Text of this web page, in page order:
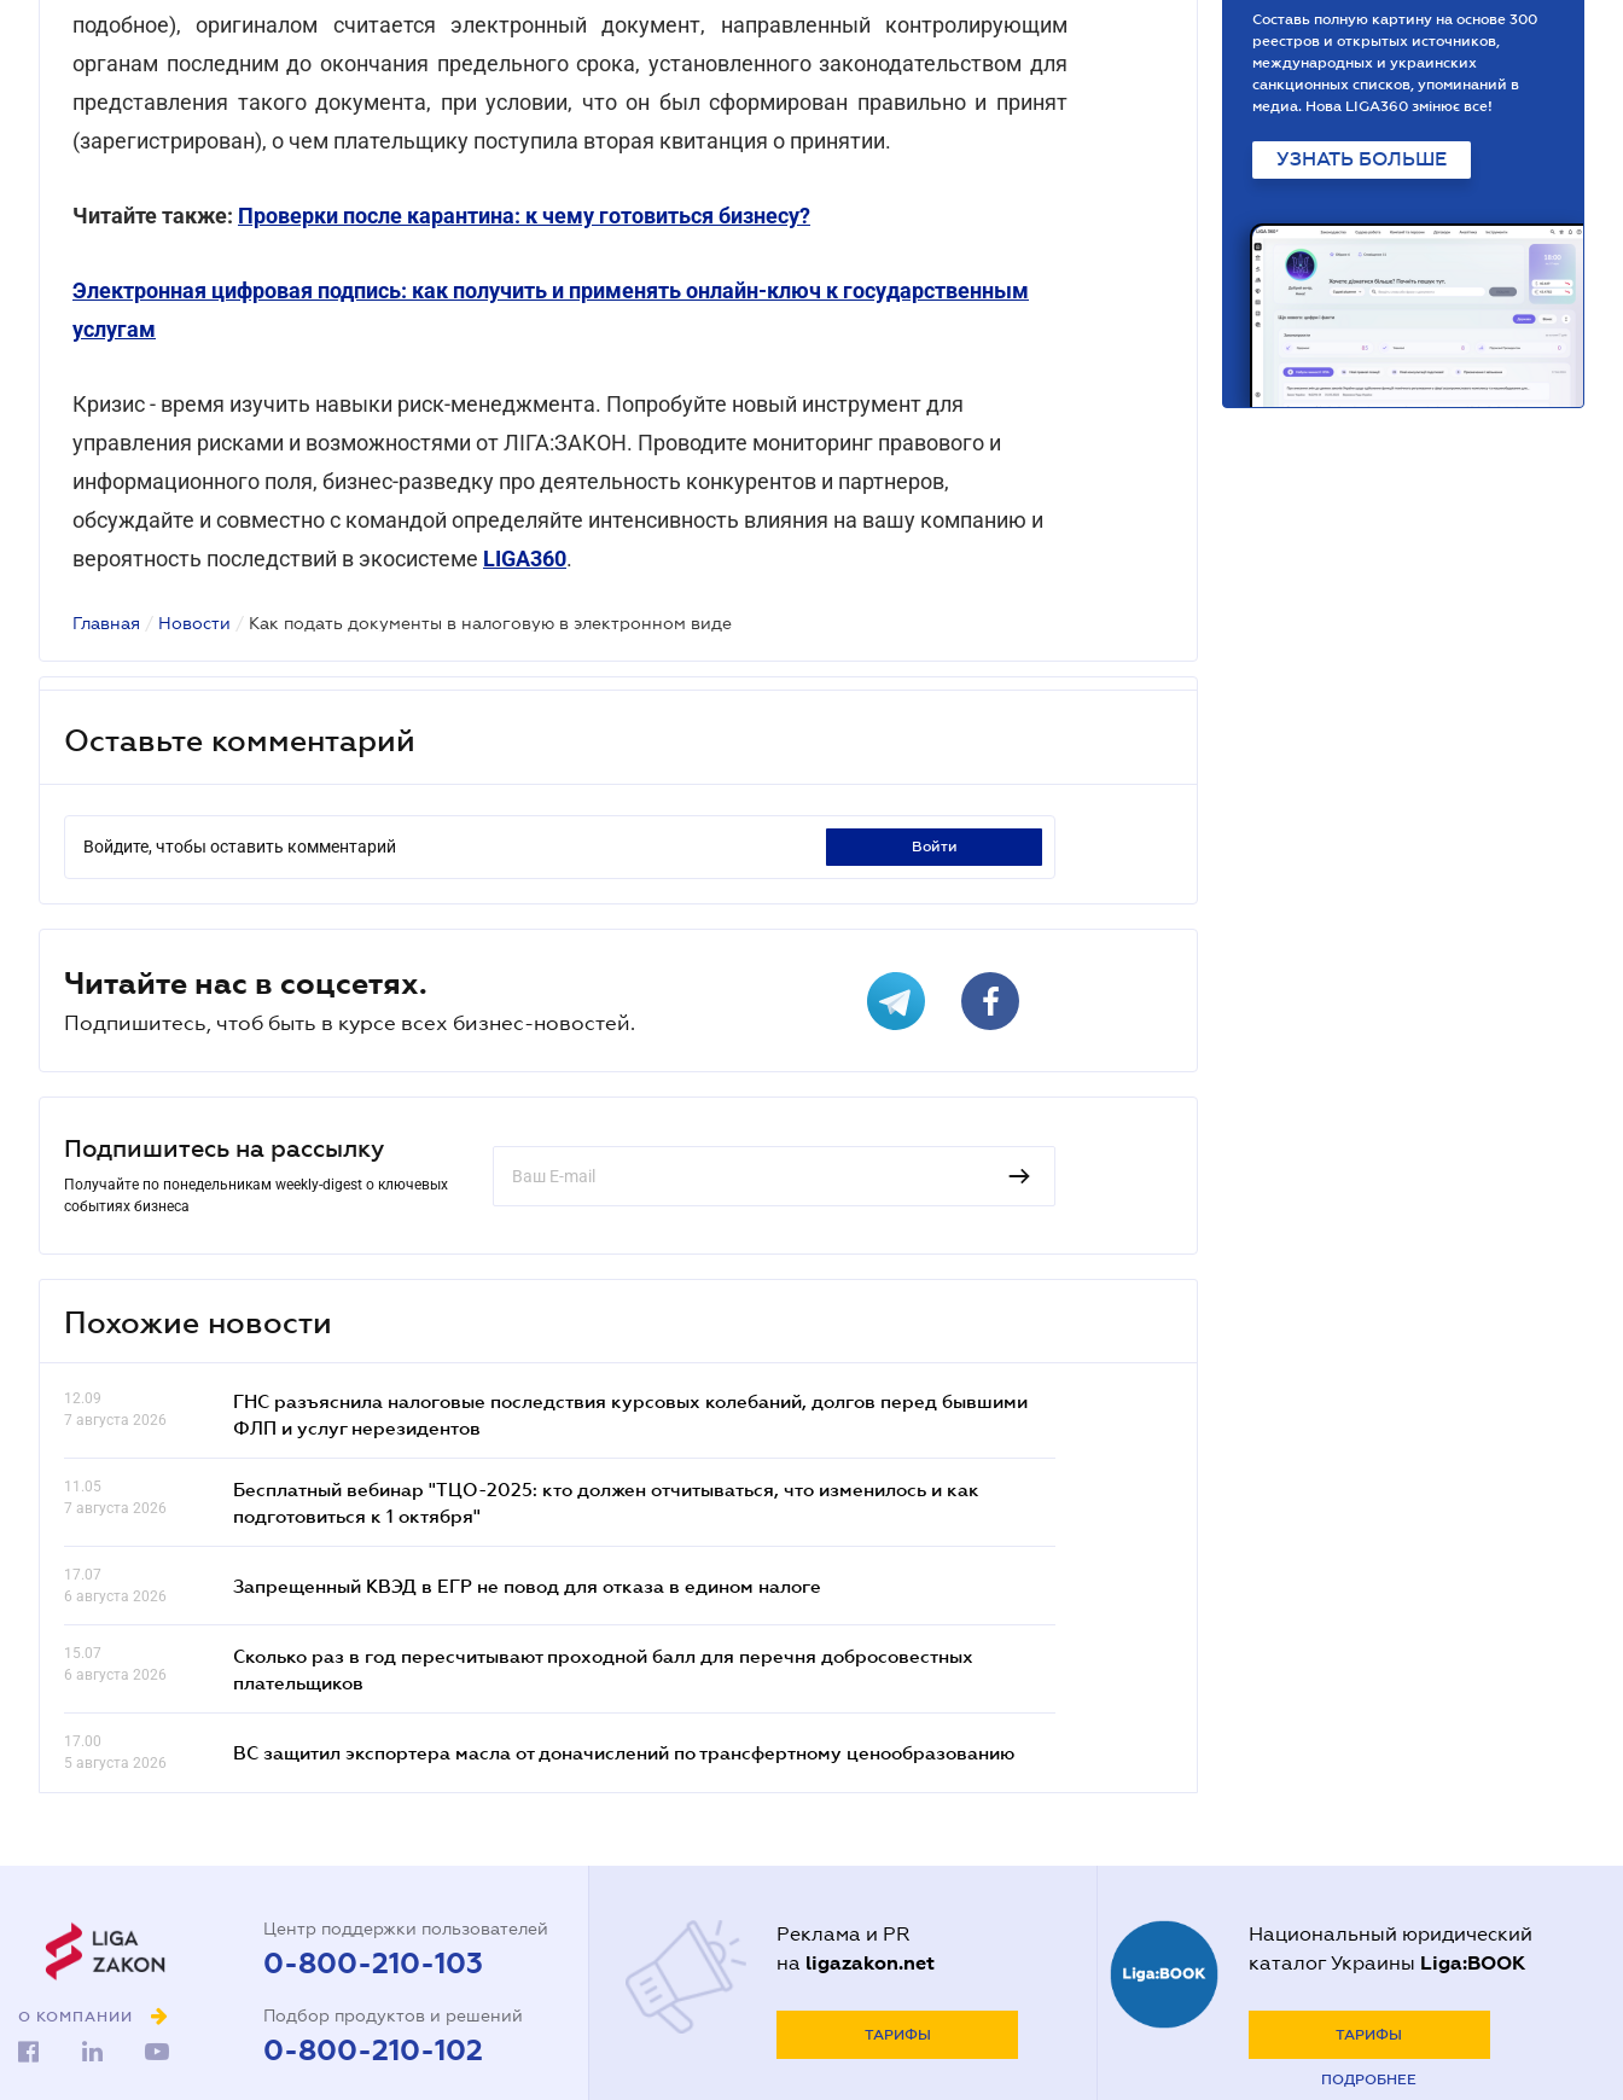
подобное), оригиналом считается электронный документ, направленный контролирующим
органам последним до окончания предельного срока, установленного законодательством для
представления такого документа, при условии, что он был сформирован правильно и принят
(зарегистрирован), о чем плательщику поступила вторая квитанция о принятии.
Читайте также: Проверки после карантина: к чему готовиться бизнесу?
Электронная цифровая подпись: как получить и применять онлайн-ключ к государственным
услугам
Кризис - время изучить навыки риск-менеджмента. Попробуйте новый инструмент для
управления рисками и возможностями от ЛІГА:ЗАКОН. Проводите мониторинг правового и
информационного поля, бизнес-разведку про деятельность конкурентов и партнеров,
обсуждайте и совместно с командой определяйте интенсивность влияния на вашу компанию и
вероятность последствий в экосистеме LIGA360.
Главная / Новости / Как подать документы в налоговую в электронном виде
Оставьте комментарий
Войдите, чтобы оставить комментарий войти
Читайте нас в соцсетях.
Подпишитесь, чтоб быть в курсе всех бизнес-новостей.
Подпишитесь на рассылку
Получайте по понедельникам weekly-digest о ключевых
событиях бизнеса
Похожие новости
12.09
7 августа 2026
ГНС разъяснила налоговые последствия курсовых колебаний, долгов перед бывшими
ФЛП и услуг нерезидентов
11.05
7 августа 2026
Бесплатный вебинар "ТЦО-2025: кто должен отчитываться, что изменилось и как
подготовиться к 1 октября"
17.07
6 августа 2026
Запрещенный КВЭД в ЕГР не повод для отказа в едином налоге
15.07
6 августа 2026
Сколько раз в год пересчитывают проходной балл для перечня добросовестных
плательщиков
17.00
5 августа 2026
ВС защитил экспортера масла от доначислений по трансфертному ценообразованию
Составь полную картину на основе 300
реестров и открытых источников,
международных и украинских
санкционных списков, упоминаний в
медиа. Нова LIGA360 змінює все!
УЗНАТЬ БОЛЬШЕ
О КОМПАНИИ
Центр поддержки пользователей
0-800-210-103
Подбор продуктов и решений
0-800-210-102
Реклама и PR
на ligazakon.net
ТАРИФЫ
Национальный юридический
каталог Украины Liga:BOOK
ТАРИФЫ
ПОДРОБНЕЕ